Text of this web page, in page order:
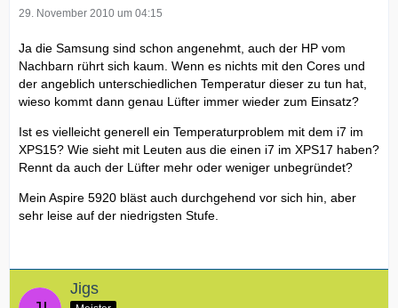
29. November 2010 um 04:15
Ja die Samsung sind schon angenehmt, auch der HP vom
Nachbarn rührt sich kaum. Wenn es nichts mit den Cores und
der angeblich unterschiedlichen Temperatur dieser zu tun hat,
wieso kommt dann genau Lüfter immer wieder zum Einsatz?
Ist es vielleicht generell ein Temperaturproblem mit dem i7 im
XPS15? Wie sieht mit Leuten aus die einen i7 im XPS17 haben?
Rennt da auch der Lüfter mehr oder weniger unbegründet?
Mein Aspire 5920 bläst auch durchgehend vor sich hin, aber
sehr leise auf der niedrigsten Stufe.
Jigs